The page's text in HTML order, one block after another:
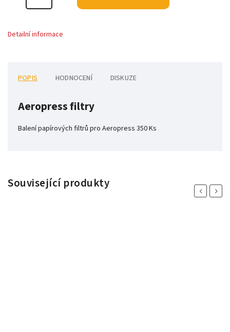
Detailní informace
POPIS HODNOCENÍ DISKUZE
Aeropress filtry
Balení papírových filtrů pro Aeropress 350 Ks
Související produkty
PreviousNext